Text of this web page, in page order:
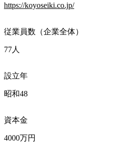
https://koyoseiki.co.jp/
従業員数（企業全体）
77人
設立年
昭和48
資本金
4000万円